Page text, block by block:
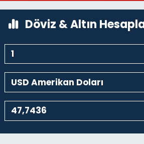
Döviz & Altın